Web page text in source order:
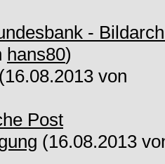
-
hans80)
(16.08.2013 von
Post
(16.08.2013